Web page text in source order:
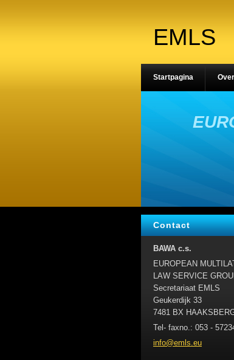
EMLS
Contact
BAWA c.s.
EUROPEAN
LAW SERVICE
Secretariaat EMLS
Geukerdijk 33
7481 BX
Tel- faxno.: 053 -
info@eml s.eu
Startpagina